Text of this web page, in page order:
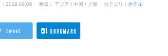
：2019.09.06 地域： アジア / 中国 / 上海 カテゴリ： ホテル